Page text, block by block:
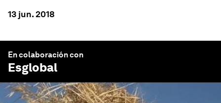
13 jun. 2018
En colaboración con
Esglobal